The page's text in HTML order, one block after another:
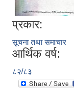
प्रकार:
सूचना तथा समाचार
आर्थिक वर्ष:
८२/८३